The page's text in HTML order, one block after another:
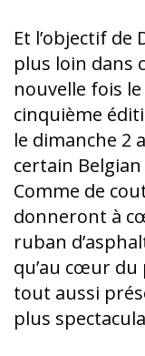
Et l’objectif de
plus loin dans
nouvelle fois le
cinquième
le dimanche 2
certain
Comme de
donneront à
ruban
qu’au cœur du
tout aussi
plus